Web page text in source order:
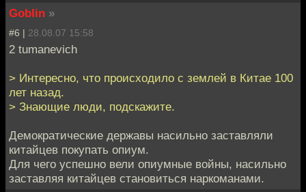
Goblin »
#6 | 28.08.07 15:58
2 tumanevich
> Интересно, что происходило с землей в Китае 100
лет назад.
> Знающие люди, подскажите.
Демократические державы насильно заставляли
китайцев покупать опиум.
Для чего успешно вели опиумные войны, насильно
заставляя китайцев становиться наркоманами.